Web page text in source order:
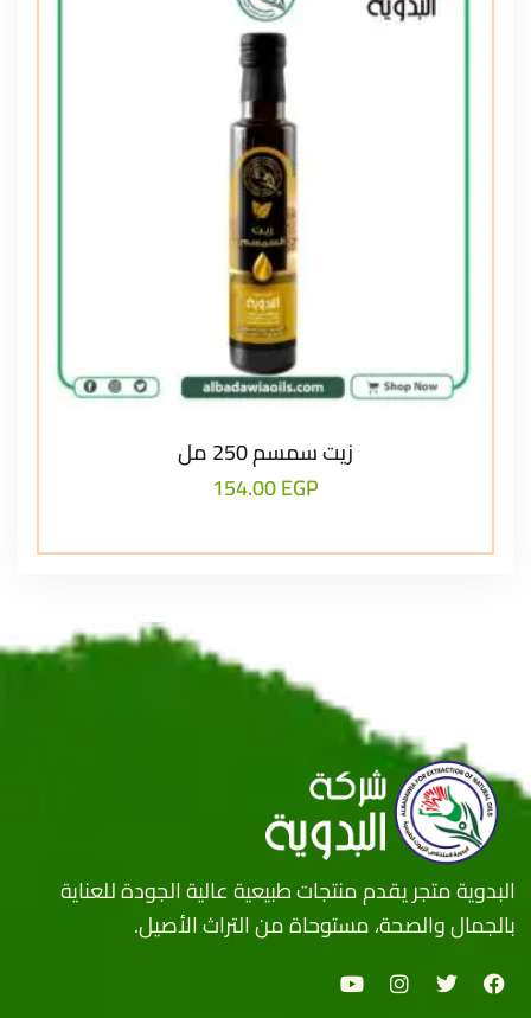
زيت سمسم 250 مل
154.00EGP
البدوية متجر يقدم منتجات طبيعية عالية الجودة للعناية
بالجمال والصحة، مستوحاة من التراث الأصيل.